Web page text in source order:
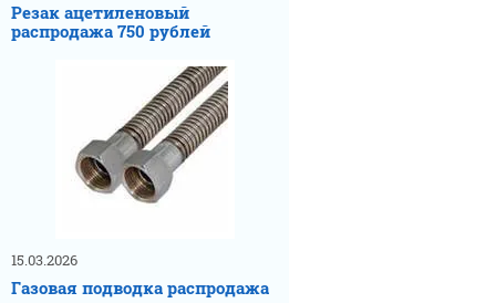
Резак ацетиленовый
распродажа 750 рублей
15.03.2026
Газовая подводка распродажа